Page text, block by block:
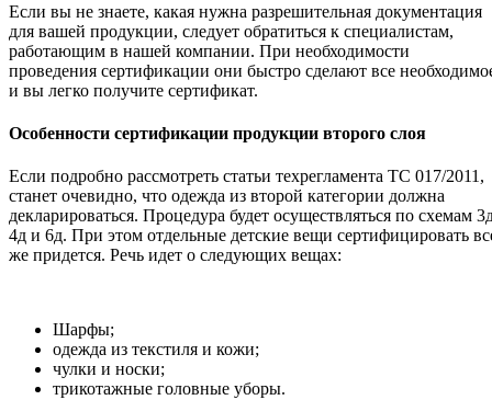
Если вы не знаете, какая нужна разрешительная документация
для вашей продукции, следует обратиться к специалистам,
работающим в нашей компании. При необходимости
проведения сертификации они быстро сделают все
и вы легко получите сертификат.
Особенности сертификации продукции второго слоя
Если подробно рассмотреть статьи техрегламента ТС 017/2011,
станет очевидно, что одежда из второй категории должна
декларироваться. Процедура будет осуществляться по схемам
4д и 6д. При этом отдельные детские вещи сертифицировать
же придется. Речь идет о следующих вещах:
Шарфы;
одежда из текстиля и кожи;
чулки и носки;
трикотажные головные уборы.